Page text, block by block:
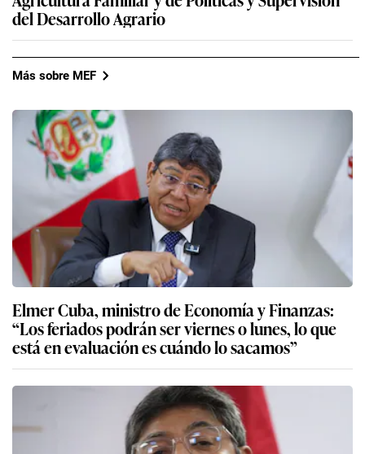
del Desarrollo Agrario
Más sobre MEF
Elmer Cuba, ministro de Economía y Finanzas:
“Los feriados podrán ser viernes o lunes, lo que
está en evaluación es cuándo lo sacamos”